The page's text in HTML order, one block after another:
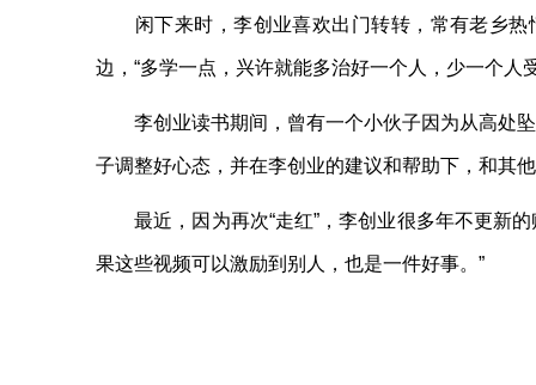
闲下来时，李创业喜欢出门转转，常有老乡热
边，“多学一点，兴许就能多治好一个人，少一个人
李创业读书期间，曾有一个小伙子因为从高处坠
子调整好心态，并在李创业的建议和帮助下，和其
最近，因为再次“走红”，李创业很多年不更新的
果这些视频可以激励到别人，也是一件好事。”